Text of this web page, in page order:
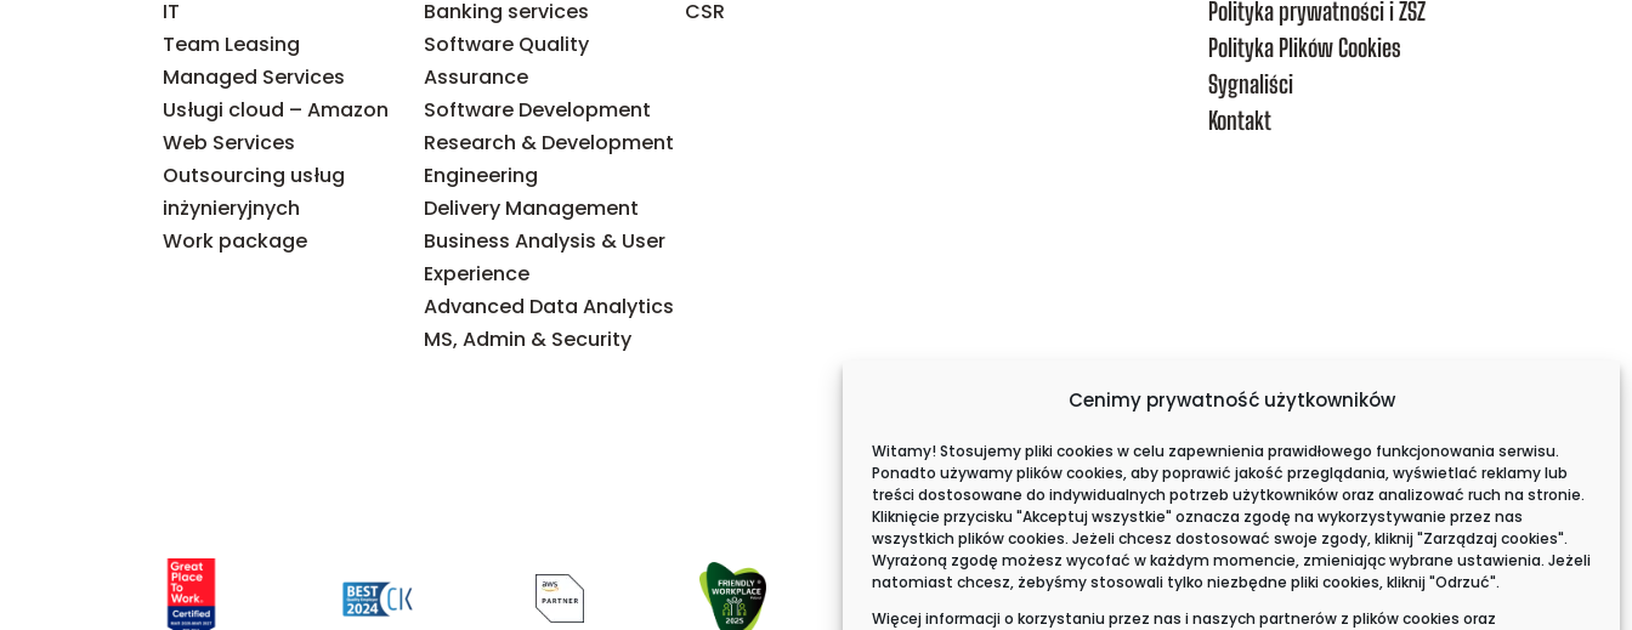
Cenimy prywatność użytkowników
Witamy! Stosujemy pliki cookies w celu zapewnienia prawidłowego funkcjonowania serwisu.
Ponadto używamy plików cookies, aby poprawić jakość przeglądania, wyświetlać reklamy lub
treści dostosowane do indywidualnych potrzeb użytkowników oraz analizować ruch na stronie.
Kliknięcie przycisku "Akceptuj wszystkie" oznacza zgodę na wykorzystywanie przez nas
wszystkich plików cookies. Jeżeli chcesz dostosować swoje zgody, kliknij "Zarządzaj cookies".
Wyrażoną zgodę możesz wycofać w każdym momencie, zmieniając wybrane ustawienia. Jeżeli
natomiast chcesz, żebyśmy stosowali tylko niezbędne pliki cookies, kliknij "Odrzuć".
Więcej informacji o korzystaniu przez nas i naszych partnerów z plików cookies oraz
IT
Team Leasing
Managed Services
Usługi cloud – Amazon
Web Services
Outsourcing usług
inżynieryjnych
Work package
Banking services
Software Quality
Assurance
Software Development
Research & Development
Engineering
Delivery Management
Business Analysis & User
Experience
Advanced Data Analytics
MS, Admin & Security
CSR
Polityka prywatności i ZSZ
Polityka Plików Cookies
Sygnaliści
Kontakt